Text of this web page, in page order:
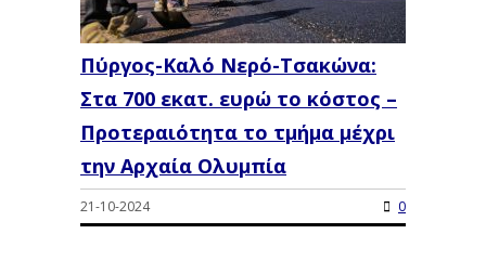
Πύργος-Καλό Νερό-Τσακώνα:
Στα 700 εκατ. ευρώ το κόστος –
Προτεραιότητα το τμήμα μέχρι
την Αρχαία Ολυμπία
21-10-2024 0